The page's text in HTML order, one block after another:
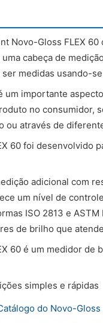
Novo-Gloss FLEX
cabeça de
medidas usando-
um importante
no consumidor,
ou através de
60 foi
adicional com
um nível de
ISO 2813 e
de brilho que
60 é um medidor
simples e rápidas
do Novo-Gloss